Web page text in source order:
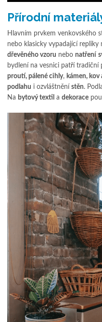
Přírodní
Hlavním prvkem venkovského
nebo klasicky vypadající repliky
dřevěného vzoru nebo natření
bydlení na vesnici patří tradiční
proutí, pálené cihly, kámen, kov
podlahu i ozvláštnění stěn.
Na bytový textil a dekorace